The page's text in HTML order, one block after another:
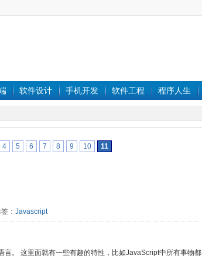
软件设计 手机开发 软件工程 程序人生
4 5 6 7 8 9 10 11
： Javascript
。 这里面就有一些有趣的特性，比如JavaScript中所有事物都